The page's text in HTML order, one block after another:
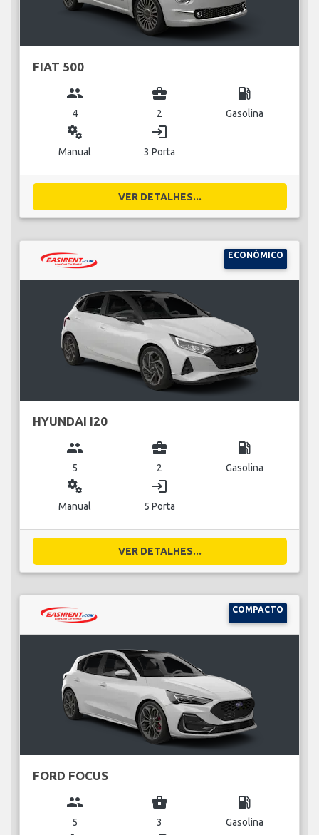
FIAT 500
group
4
business_center
2
local_gas_station
Gasolina
miscellaneous_services
Manual
login
3 Porta
VER DETALHES...
ECONÓMICO
HYUNDAI I20
group
5
business_center
2
local_gas_station
Gasolina
miscellaneous_services
Manual
login
5 Porta
VER DETALHES...
COMPACTO
FORD FOCUS
group
5
business_center
3
local_gas_station
Gasolina